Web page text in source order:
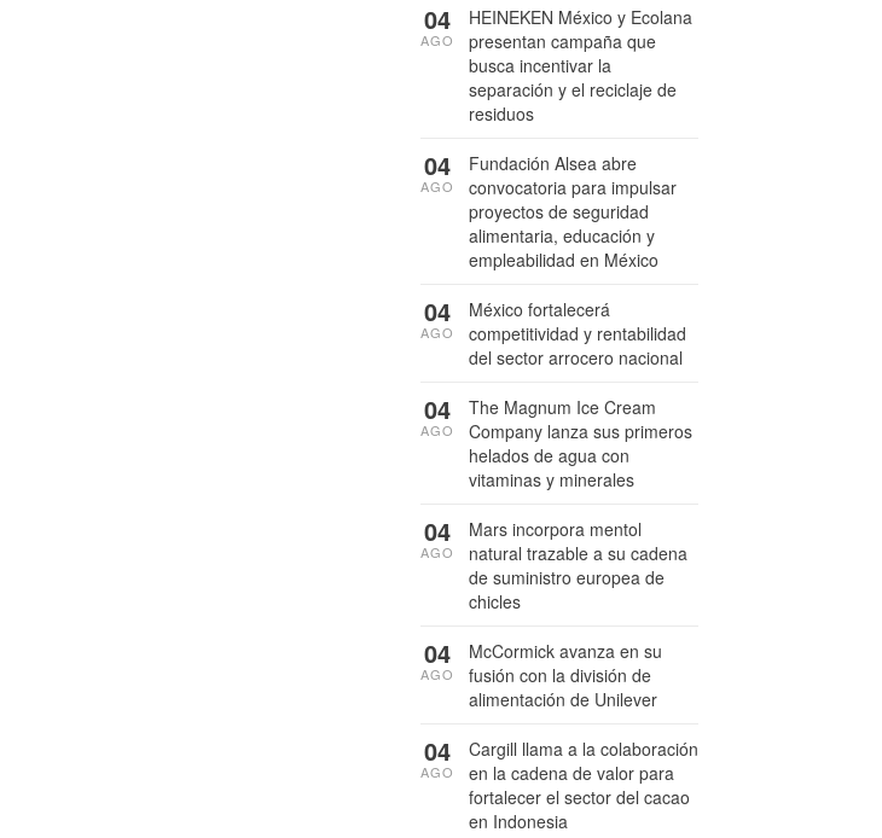
HEINEKEN México y Ecolana
presentan campaña que
busca incentivar la
separación y el reciclaje de
residuos
04
AGO
Fundación Alsea abre
convocatoria para impulsar
proyectos de seguridad
alimentaria, educación y
empleabilidad en México
04
AGO
México fortalecerá
competitividad y rentabilidad
del sector arrocero nacional
04
AGO
The Magnum Ice Cream
Company lanza sus primeros
helados de agua con
vitaminas y minerales
04
AGO
Mars incorpora mentol
natural trazable a su cadena
de suministro europea de
chicles
04
AGO
McCormick avanza en su
fusión con la división de
alimentación de Unilever
04
AGO
Cargill llama a la colaboración
en la cadena de valor para
fortalecer el sector del cacao
en Indonesia
04
AGO